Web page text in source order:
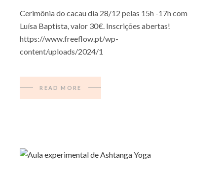
Cerimônia do cacau dia 28/12 pelas 15h -17h com
Luísa Baptista, valor 30€. Inscrições abertas!
https://www.freeflow.pt/wp-
content/uploads/2024/1
READ MORE